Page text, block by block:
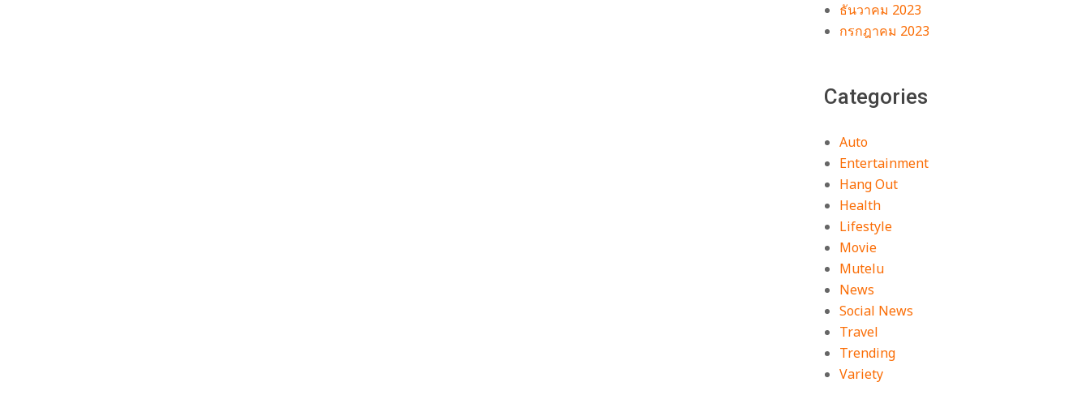
ธันวาคม 2023
กรกฎาคม 2023
Categories
Auto
Entertainment
Hang Out
Health
Lifestyle
Movie
Mutelu
News
Social News
Travel
Trending
Variety